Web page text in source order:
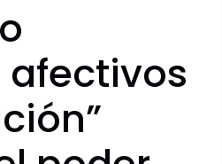
afectivos